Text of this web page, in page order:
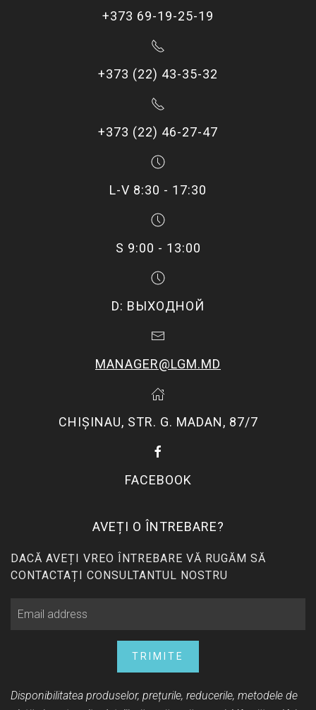
+373 69-19-25-19
+373 (22) 43-35-32
+373 (22) 46-27-47
L-V 8:30 - 17:30
S 9:00 - 13:00
D: ВЫХОДНОЙ
MANAGER@LGM.MD
CHIŞINAU, STR. G. MADAN, 87/7
FACEBOOK
AVEȚI O ÎNTREBARE?
DACĂ AVEȚI VREO ÎNTREBARE VĂ RUGĂM SĂ
CONTACTAȚI CONSULTANTUL NOSTRU
TRIMITE
Disponibilitatea produselor, prețurile, reducerile, metodele de